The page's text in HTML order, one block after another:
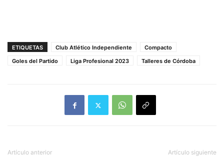
ETIQUETAS Club Atlético Independiente
Compacto
Goles del Partido
Liga Profesional 2023 Talleres de Córdoba
Artículo anterior Artículo siguiente